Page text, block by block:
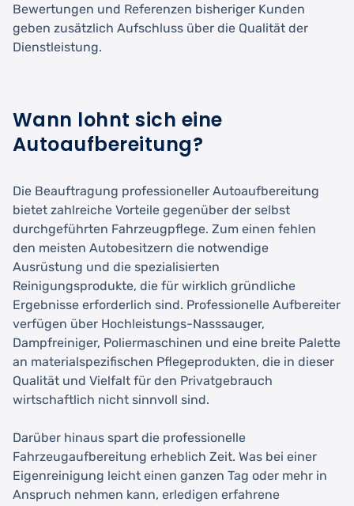
Bewertungen und Referenzen bisheriger Kunden
geben zusätzlich Aufschluss über die Qualität der
Dienstleistung.
Wann lohnt sich eine
Autoaufbereitung?
Die Beauftragung professioneller Autoaufbereitung
bietet zahlreiche Vorteile gegenüber der selbst
durchgeführten Fahrzeugpflege. Zum einen fehlen
den meisten Autobesitzern die notwendige
Ausrüstung und die spezialisierten
Reinigungsprodukte, die für wirklich gründliche
Ergebnisse erforderlich sind. Professionelle Aufbereiter
verfügen über Hochleistungs-Nasssauger,
Dampfreiniger, Poliermaschinen und eine breite Palette
an materialspezifischen Pflegeprodukten, die in dieser
Qualität und Vielfalt für den Privatgebrauch
wirtschaftlich nicht sinnvoll sind.
Darüber hinaus spart die professionelle
Fahrzeugaufbereitung erheblich Zeit. Was bei einer
Eigenreinigung leicht einen ganzen Tag oder mehr in
Anspruch nehmen kann, erledigen erfahrene